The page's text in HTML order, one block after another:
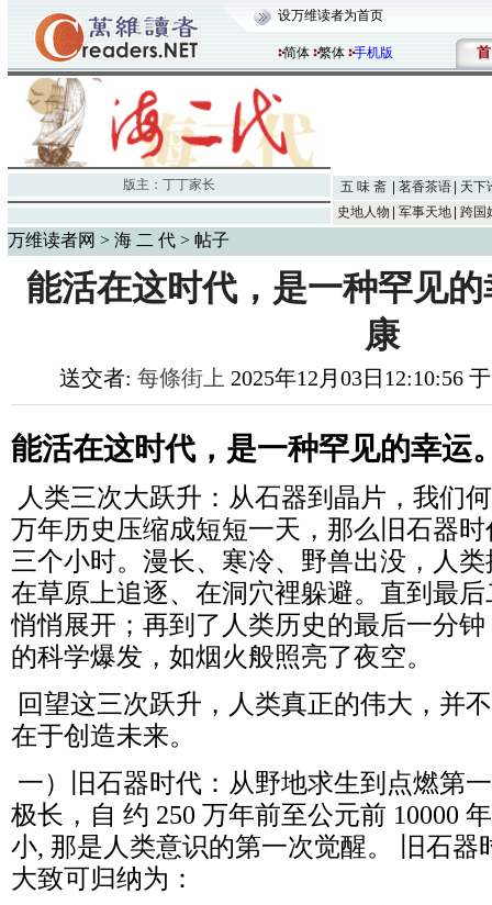
设万维读者为首页
简体 繁体 手机版 首
版主： 丁丁家长 五 味 斋 茗香茶语
天下
史地人物
军事天地 跨国
万维读者网 > 海 二 代 > 帖子
能活在这时代，是一种罕见
康
送交者: 每條街上 2025年12月03日12:10:56
能活在这时代，是一种罕见的幸运
人类三次大跃升：从石器到晶片，我们
万年历史压缩成短短一天，那么旧石器
三个小时。漫长、寒冷、野兽出没，人
在草原上追逐、在洞穴裡躲避。直到最
悄悄展开；再到了人类历史的最后一分
的科学爆发，如烟火般照亮了夜空。
回望这三次跃升，人类真正的伟大，并
在于创造未来。
一）旧石器时代：从野地求生到点燃第
极长，自 约 250 万年前至公元前 10000
小, 那是人类意识的第一次觉醒。 旧石器
大致可归纳为：